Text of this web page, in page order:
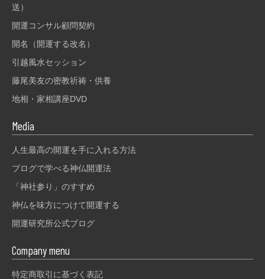
送）
開運コンサル顧問契約
開名（開運する改名）
引越風水セッション
藤尾美友の密教祈祷・供養
地相・家相講座DVD
Media
人生最高の開運を手に入れる方法
ブログで学べる神仏開運法
「神社参り」のすすめ
神仏を味方につけて開運する
開運研究所公式ブログ
Company menu
特定商取引に基づく表記